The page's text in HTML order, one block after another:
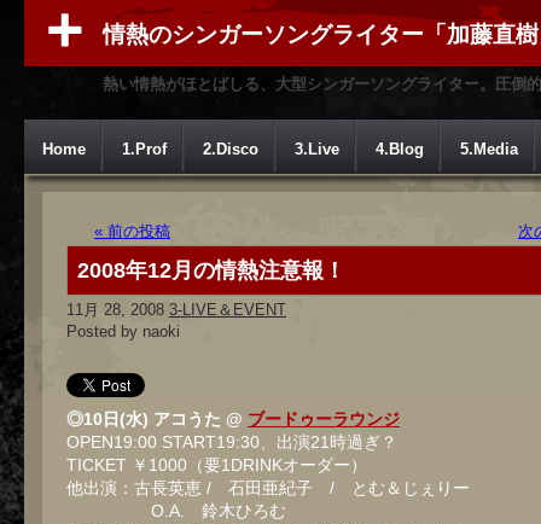
情熱のシンガーソングライター「加藤直
熱い情熱がほとばしる、大型シンガーソングライター。圧倒
Home 1.Prof 2.Disco 3.Live 4.Blog 5.Media
« 前の投稿 次
2008年12月の情熱注意報！
11月 28, 2008 3-LIVE＆EVENT
Posted by naoki
◎10日(水) アコうた @ ブードゥーラウンジ
OPEN19:00 START19:30、出演21時過ぎ？
TICKET ￥1000（要1DRINKオーダー）
他出演：古長英恵 / 石田亜紀子 / とむ＆じぇりー
O.A. 鈴木ひろむ